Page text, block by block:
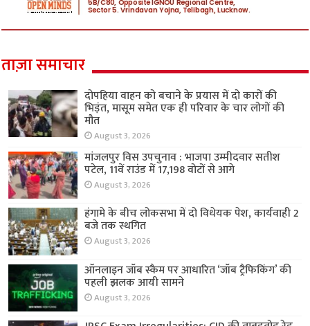
ताज़ा समाचार
दोपहिया वाहन को बचाने के प्रयास में दो कारों की
भिड़ंत, मासूम समेत एक ही परिवार के चार लोगों की
मौत
August 3, 2026
मांजलपुर विस उपचुनाव : भाजपा उम्मीदवार सतीश
पटेल, 11वें राउंड में 17,198 वोटों से आगे
August 3, 2026
हंगामे के बीच लोकसभा में दो विधेयक पेश, कार्यवाही 2
बजे तक स्थगित
August 3, 2026
ऑनलाइन जॉब स्कैम पर आधारित ‘जॉब ट्रैफिकिंग’ की
पहली झलक आयी सामने
August 3, 2026